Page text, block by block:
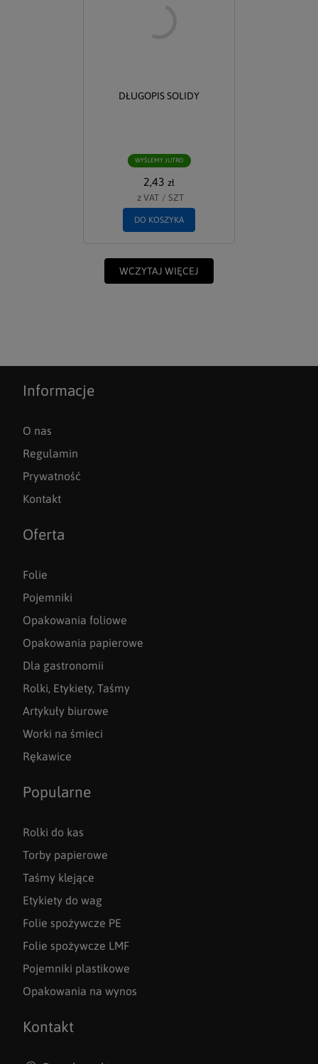
DŁUGOPIS SOLIDY
WYŚLEMY JUTRO
2,43 zł
z VAT / SZT
DO KOSZYKA
WCZYTAJ WIĘCEJ
Informacje
O nas
Regulamin
Prywatność
Kontakt
Oferta
Folie
Pojemniki
Opakowania foliowe
Opakowania papierowe
Dla gastronomii
Rolki, Etykiety, Taśmy
Artykuły biurowe
Worki na śmieci
Rękawice
Popularne
Rolki do kas
Torby papierowe
Taśmy klejące
Etykiety do wag
Folie spożywcze PE
Folie spożywcze LMF
Pojemniki plastikowe
Opakowania na wynos
Kontakt